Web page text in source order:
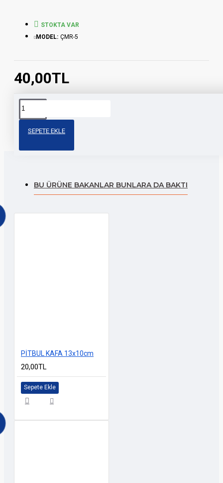
40,00TL
STOKTA VAR
MODEL: ÇMR-5
SEPETE EKLE
Etiketler:
sticker
BU ÜRÜNE BAKANLAR BUNLARA DA BAKTI
PİTBUL KAFA 13x10cm
20,00TL
Sepete Ekle